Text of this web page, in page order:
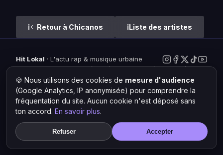
Retour à Chicanos Liste des artistes
Hit Lokal · L'actu rap & musique urbaine
© 2026 — Tous droits réservés ·Mentions légales·Gérer les
cookies
🍪 Nous utilisons des cookies de mesure d'audience
(Google Analytics, IP anonymisée) pour comprendre la
fréquentation du site. Aucun cookie n'est déposé sans
ton accord. En savoir plus.
Refuser Accepter